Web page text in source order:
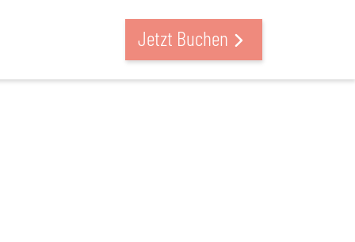
Jetzt Buchen